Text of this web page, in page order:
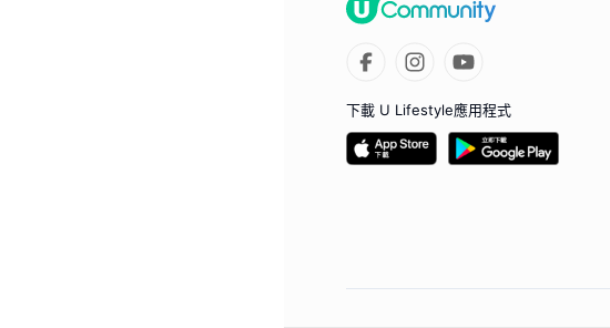
下載 U Lifestyle應用程式